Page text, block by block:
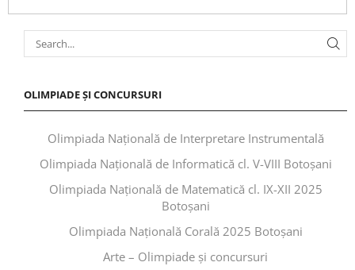
OLIMPIADE ȘI CONCURSURI
Olimpiada Națională de Interpretare Instrumentală
Olimpiada Națională de Informatică cl. V-VIII Botoșani
Olimpiada Națională de Matematică cl. IX-XII 2025
Botoșani
Olimpiada Națională Corală 2025 Botoșani
Arte – Olimpiade și concursuri